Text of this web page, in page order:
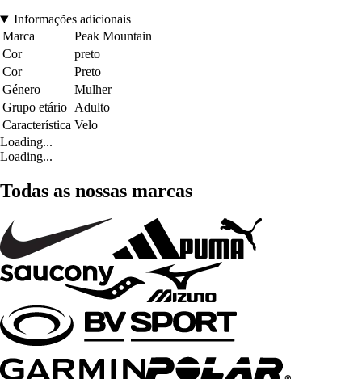
Informações adicionais
Marca
Peak Mountain
Cor
preto
Cor
Preto
Género
Mulher
Grupo etário Adulto
Característica Velo
Loading...
Loading...
Todas as nossas marcas